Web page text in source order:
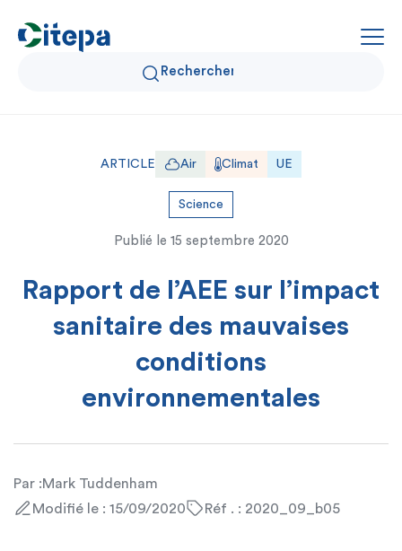
Qui sommes-nous ?
Données Air et Climat
Actualités et décryptages
Expertise et solutions
ARTICLE Air Climat UE
Science
Publié le 15 septembre 2020
Rapport de l’AEE sur l’impact
sanitaire des mauvaises
conditions
environnementales
Par :Mark Tuddenham
Modifié le : 15/09/2020
Réf . : 2020_09_b05